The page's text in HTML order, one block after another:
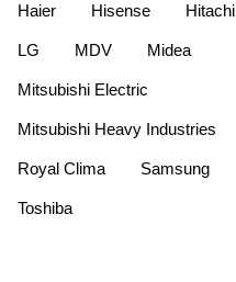
Haier Hisense Hitachi
LG MDV Midea
Mitsubishi Electric
Mitsubishi Heavy Industries
Royal Clima Samsung
Toshiba